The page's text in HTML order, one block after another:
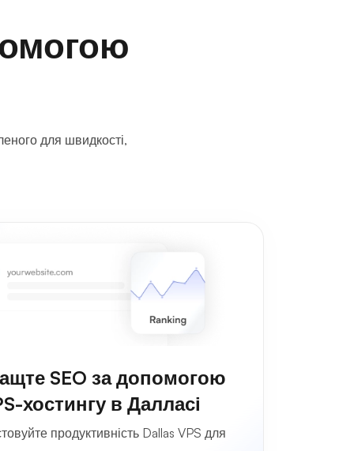
для швидкості,
SEO за допомогою
хостингу в Далласі
продуктивність Dallas VPS для